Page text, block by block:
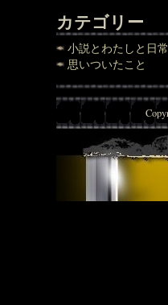
カテゴリー
小説とわたしと日常
思いついたこと